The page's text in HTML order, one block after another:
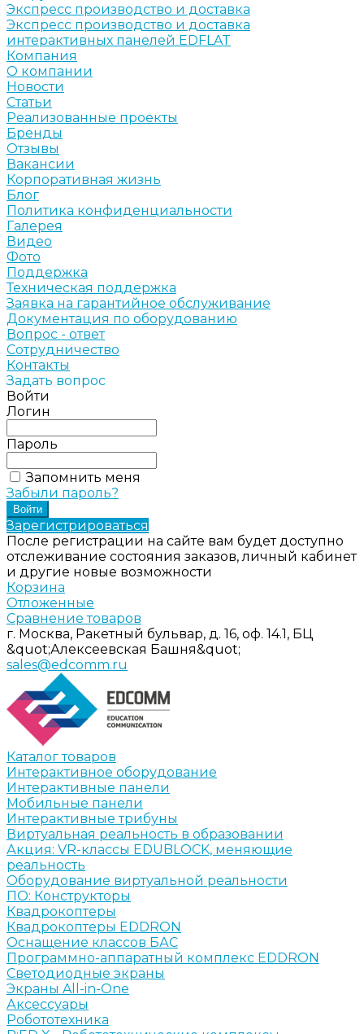
Экспресс производство и доставка
Экспресс производство и доставка
интерактивных панелей EDFLAT
Компания
О компании
Новости
Статьи
Реализованные проекты
Бренды
Отзывы
Вакансии
Корпоративная жизнь
Блог
Политика конфиденциальности
Галерея
Видео
Фото
Поддержка
Техническая поддержка
Заявка на гарантийное обслуживание
Документация по оборудованию
Вопрос - ответ
Сотрудничество
Контакты
Задать вопрос
Войти
Логин
Пароль
Запомнить меня
Забыли пароль?
Зарегистрироваться
После регистрации на сайте вам будет доступно
отслеживание состояния заказов, личный кабинет
и другие новые возможности
Корзина
Отложенные
Сравнение товаров
г. Москва, Ракетный бульвар, д. 16, оф. 14.1, БЦ
&quot;Алексеевская Башня&quot;
sales@edcomm.ru
Каталог товаров
Интерактивное оборудование
Интерактивные панели
Мобильные панели
Интерактивные трибуны
Виртуальная реальность в образовании
Акция: VR-классы EDUBLOCK, меняющие
реальность
Оборудование виртуальной реальности
ПО: Конструкторы
Квадрокоптеры
Квадрокоптеры EDDRON
Оснащение классов БАС
Программно-аппаратный комплекс EDDRON
Светодиодные экраны
Экраны All-in-One
Аксессуары
Робототехника